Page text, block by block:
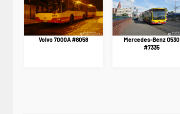
Volvo 7000A #8058
Mercedes-Benz O530
#7335